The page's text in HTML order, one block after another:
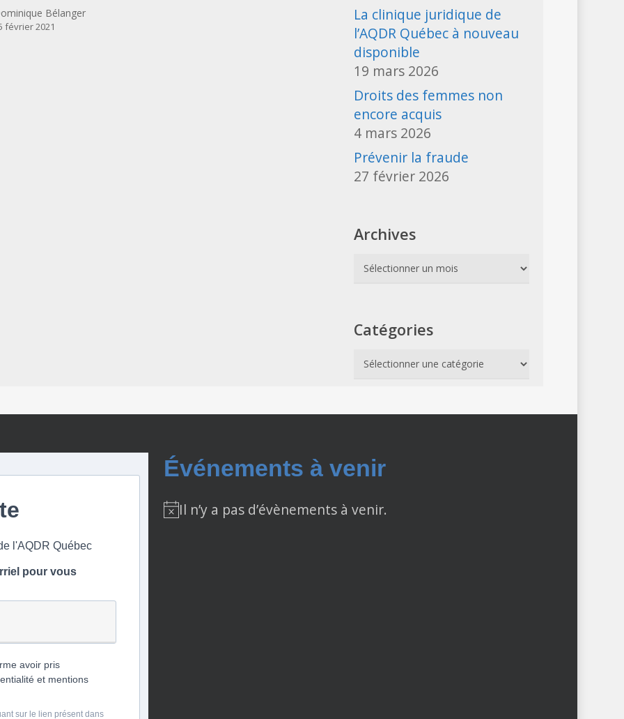
Bélanger
février 2021
La clinique juridique de
l’AQDR Québec à nouveau
disponible
19 mars 2026
Droits des femmes non
encore acquis
4 mars 2026
Prévenir la fraude
27 février 2026
Archives
Archives
Catégories
Catégories
l'AQDR Québec
pour vous
avoir pris
et mentions
sur le lien présent dans
Événements à venir
Notice
Il n’y a pas d’évènements à venir.